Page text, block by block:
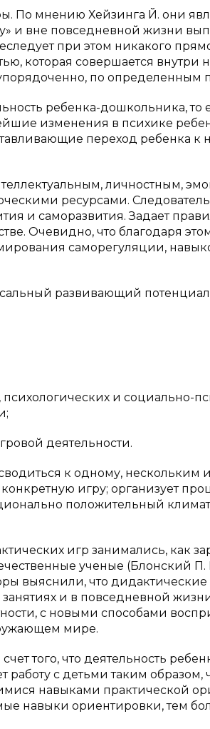
По мнению Хейзинга Й. они
и вне повседневной жизни
при этом никакого
которая совершается внутри
по определенным
ребенка-дошкольника, то
изменения в психике
переход ребенка к
личностным,
ресурсами.
и саморазвития. Задает
Очевидно, что благодаря
саморегуляции,
развивающий
и социально-
деятельности.
к одному, нескольким
игру; организует
положительный
игр занимались, как
ученые (Блонский П.
выяснили, что дидактические
и в повседневной
с новыми способами
мире.
того, что деятельность
работу с детьми таким
навыками практической
навыки ориентировки, тем